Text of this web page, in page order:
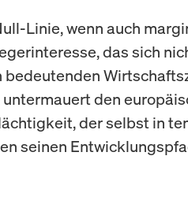
Linie, wenn auch
das sich
den
der selbst in
seinen